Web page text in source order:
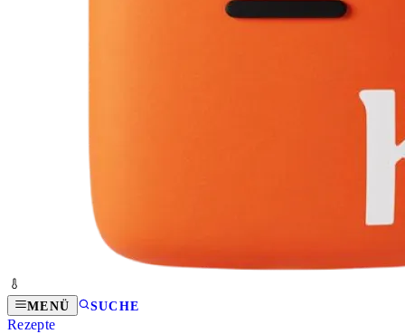
MENÜ SUCHE
Rezepte